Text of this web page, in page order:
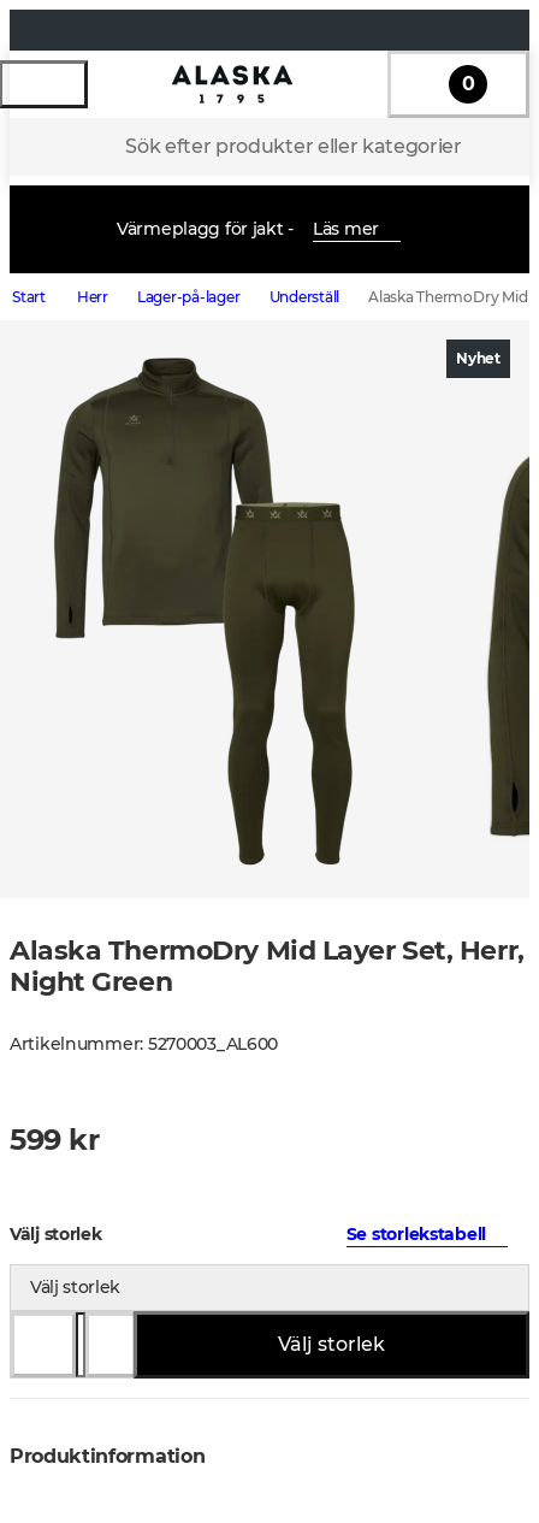
Sök efter produkter eller kategorier
0
Värmeplagg för jakt - Läs mer
Start Herr Lager-på-lager Underställ Alaska ThermoDry Mid
Nyhet
Alaska ThermoDry Mid Layer Set, Herr,
Night Green
Artikelnummer: 5270003_ AL600
599 kr
Välj storlek Se storlekstabell
Välj storlek
Välj storlek
Produktinformation